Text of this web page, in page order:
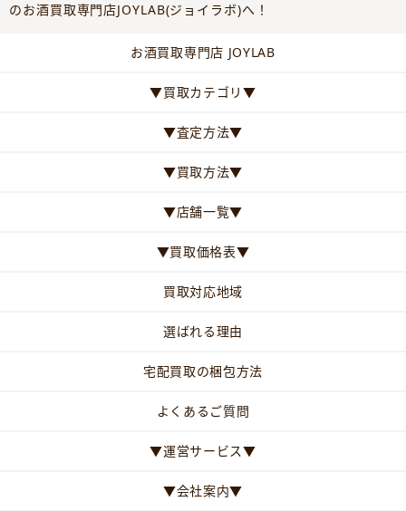
のお酒買取専門店JOYLAB(ジョイラボ)へ！
お酒買取専門店 JOYLAB
▼買取カテゴリ▼
▼査定方法▼
▼買取方法▼
▼店舗一覧▼
▼買取価格表▼
買取対応地域
選ばれる理由
宅配買取の梱包方法
よくあるご質問
▼運営サービス▼
▼会社案内▼